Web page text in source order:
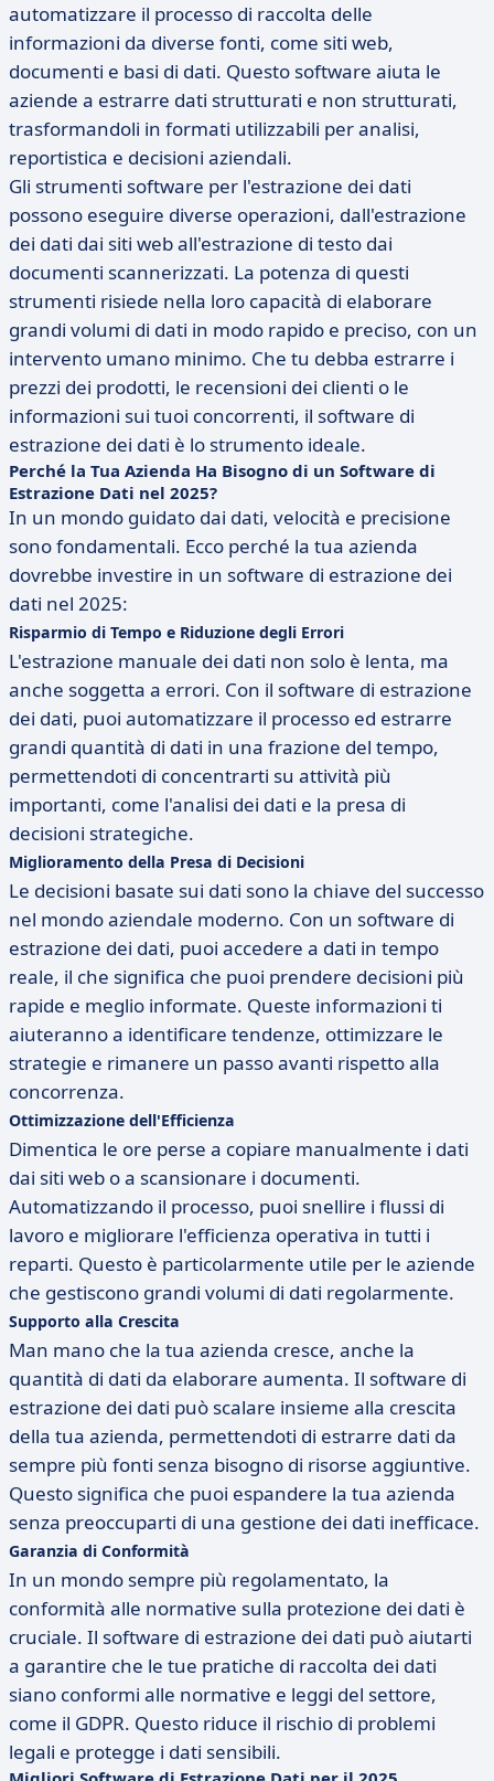
automatizzare il processo di raccolta delle
informazioni da diverse fonti, come siti web,
documenti e basi di dati. Questo software aiuta le
aziende a estrarre dati strutturati e non strutturati,
trasformandoli in formati utilizzabili per analisi,
reportistica e decisioni aziendali.
Gli strumenti software per l'estrazione dei dati
possono eseguire diverse operazioni, dall'estrazione
dei dati dai siti web all'estrazione di testo dai
documenti scannerizzati. La potenza di questi
strumenti risiede nella loro capacità di elaborare
grandi volumi di dati in modo rapido e preciso, con un
intervento umano minimo. Che tu debba estrarre i
prezzi dei prodotti, le recensioni dei clienti o le
informazioni sui tuoi concorrenti, il software di
estrazione dei dati è lo strumento ideale.
Perché la Tua Azienda Ha Bisogno di un Software di
Estrazione Dati nel 2025?
In un mondo guidato dai dati, velocità e precisione
sono fondamentali. Ecco perché la tua azienda
dovrebbe investire in un software di estrazione dei
dati nel 2025:
Risparmio di Tempo e Riduzione degli Errori
L'estrazione manuale dei dati non solo è lenta, ma
anche soggetta a errori. Con il software di estrazione
dei dati, puoi automatizzare il processo ed estrarre
grandi quantità di dati in una frazione del tempo,
permettendoti di concentrarti su attività più
importanti, come l'analisi dei dati e la presa di
decisioni strategiche.
Miglioramento della Presa di Decisioni
Le decisioni basate sui dati sono la chiave del successo
nel mondo aziendale moderno. Con un software di
estrazione dei dati, puoi accedere a dati in tempo
reale, il che significa che puoi prendere decisioni più
rapide e meglio informate. Queste informazioni ti
aiuteranno a identificare tendenze, ottimizzare le
strategie e rimanere un passo avanti rispetto alla
concorrenza.
Ottimizzazione dell'Efficienza
Dimentica le ore perse a copiare manualmente i dati
dai siti web o a scansionare i documenti.
Automatizzando il processo, puoi snellire i flussi di
lavoro e migliorare l'efficienza operativa in tutti i
reparti. Questo è particolarmente utile per le aziende
che gestiscono grandi volumi di dati regolarmente.
Supporto alla Crescita
Man mano che la tua azienda cresce, anche la
quantità di dati da elaborare aumenta. Il software di
estrazione dei dati può scalare insieme alla crescita
della tua azienda, permettendoti di estrarre dati da
sempre più fonti senza bisogno di risorse aggiuntive.
Questo significa che puoi espandere la tua azienda
senza preoccuparti di una gestione dei dati inefficace.
Garanzia di Conformità
In un mondo sempre più regolamentato, la
conformità alle normative sulla protezione dei dati è
cruciale. Il software di estrazione dei dati può aiutarti
a garantire che le tue pratiche di raccolta dei dati
siano conformi alle normative e leggi del settore,
come il GDPR. Questo riduce il rischio di problemi
legali e protegge i dati sensibili.